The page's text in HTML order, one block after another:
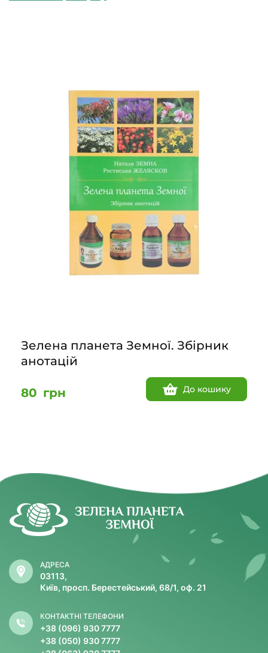
Зелена планета Земної. Збірник
анотацій
80 грн До кошику
АДРЕСА
03113,
Київ, просп. Берестейський, 68/1, оф. 21
КОНТАКТНІ ТЕЛЕФОНИ
+38 (096) 930 7777
+38 (050) 930 7777